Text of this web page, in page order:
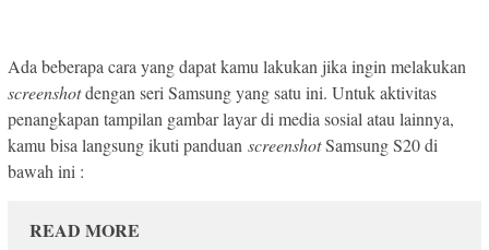
Ada beberapa cara yang dapat kamu lakukan jika ingin melakukan
screenshotdengan seri Samsung yang satu ini. Untuk aktivitas
penangkapan tampilan gambar layar di media sosial atau lainnya,
kamu bisa langsung ikuti panduan screenshotSamsung S20 di
bawah ini :
READ MORE